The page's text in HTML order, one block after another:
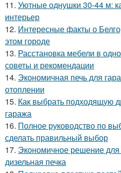
11. Уютные однушки 30-44 м:
интерьер
12. Интересные факты о
этом городе
13. Расстановка мебели в
советы и рекомендации
14. Экономичная печь для
отоплении
15. Как выбрать подходящую
гаража
16. Полное руководство по
сделать правильный выбор
17. Экономичное решение
дизельная печка